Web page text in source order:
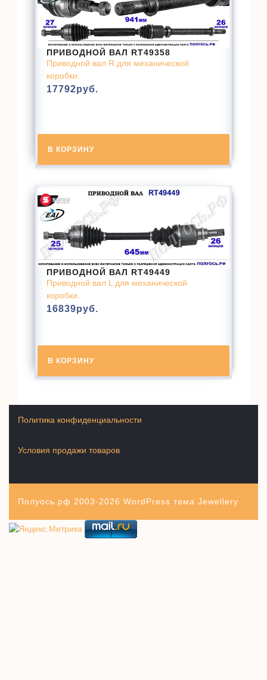
ПРИВОДНОЙ ВАЛ RT49358
Приводной вал R для механической
коробки.
17792руб.
В КОРЗИНУ
ПРИВОДНОЙ ВАЛ RT49449
Приводной вал L для механической
коробки.
16839руб.
В КОРЗИНУ
Условия продажи товаров
Политика конфиденциальности
Полуось.рф 2003-2026 WordPress тема Jewellery